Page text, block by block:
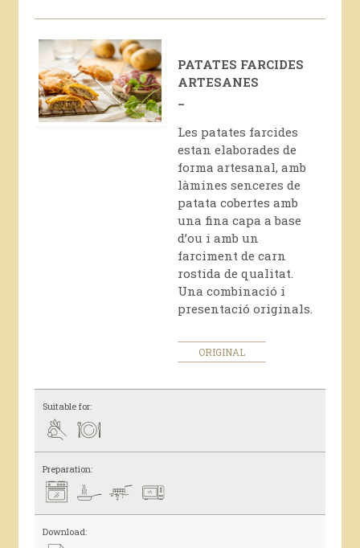
PATATES FARCIDES
ARTESANES
_
Les patates farcides
estan elaborades de
forma artesanal, amb
làmines senceres de
patata cobertes amb
una fina capa a base
d’ou i amb un
farciment de carn
rostida de qualitat.
Una combinació i
presentació originals.
ORIGINAL
Suitable for:
Preparation:
Download: